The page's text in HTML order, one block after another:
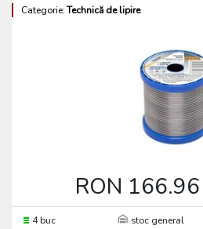
Categorie:Technică de lipire
RON 166.96
4 buc stoc general